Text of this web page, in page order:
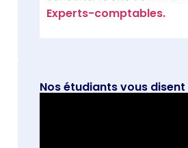
Experts-comptables.
Nos étudiants vous